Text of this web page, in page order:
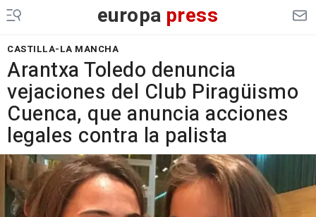
europa press
CASTILLA-LA MANCHA
Arantxa Toledo denuncia
vejaciones del Club Piragüismo
Cuenca, que anuncia acciones
legales contra la palista